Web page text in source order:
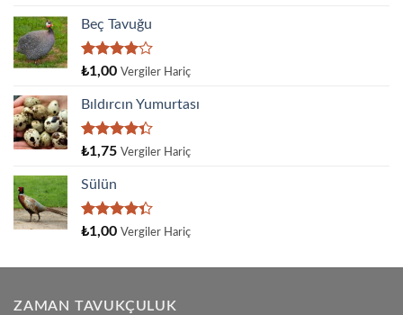
aldı
Beç Tavuğu
5
4.00
aldı
₺1,00 Vergiler Hariç
Bıldırcın Yumurtası
5
4.33oy
aldı
₺1,75 Vergiler Hariç
Sülün
5
₺1,00 Vergiler Hariç
ZAMAN TAVUKÇULUK